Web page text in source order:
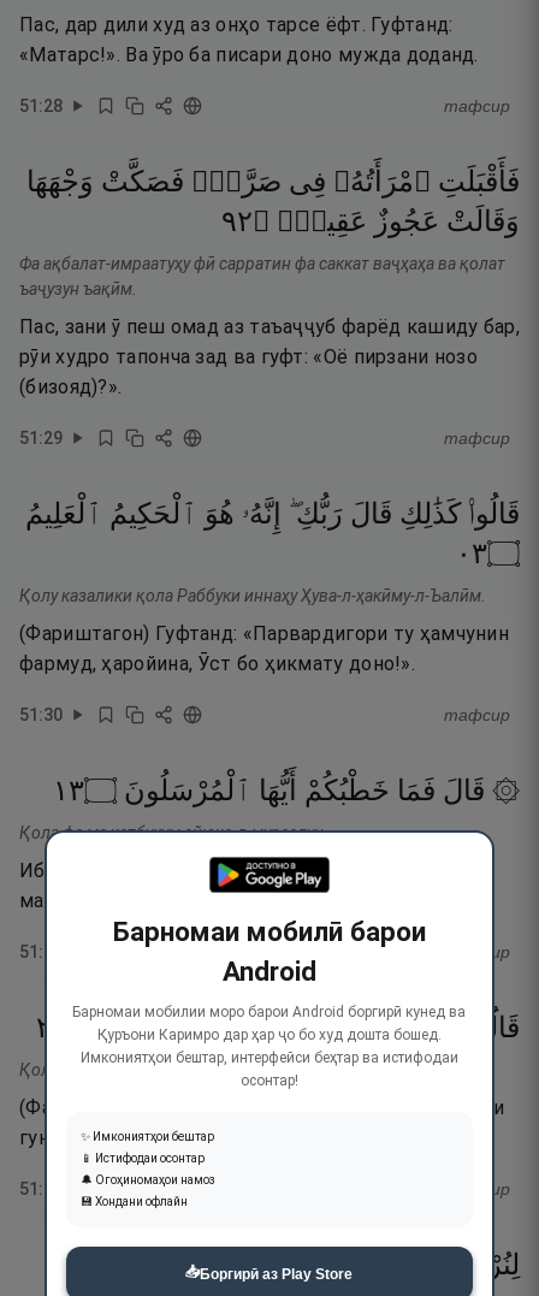
Пас, дар дили худ аз онҳо тарсе ёфт. Гуфтанд:
«Матарс!». Ва ӯро ба писари доно мужда доданд.
51:28 тафсир
فَأَقْبَلَتِ ٱمْرَأَتُهُۥ فِى صَرَّةٍۢ فَصَكَّتْ وَجْهَهَا
وَقَالَتْ عَجُوزٌ عَقِيمٌۭ ۝٢٩
Фа ақбалат-имраатуҳу фӣ сарратин фа саккат ваҷҳаҳа ва қолат
ъаҷузун ъақӣм.
Пас, зани ӯ пеш омад аз таъаҷҷуб фарёд кашиду бар,
рӯи худро тапонча зад ва гуфт: «Оё пирзани нозо
(бизояд)?».
51:29 тафсир
قَالُوا۟ كَذَٰلِكِ قَالَ رَبُّكِ ۖ إِنَّهُۥ هُوَ ٱلْحَكِيمُ ٱلْعَلِيمُ
۝٣٠
Қолу казалики қола Раббуки иннаҳу Ҳува-л-ҳакӣму-л-Ъалӣм.
(Фариштагон) Гуфтанд: «Парвардигори ту ҳамчунин
фармуд, ҳаройина, Ӯст бо ҳикмату доно!».
51:30 тафсир
۞ قَالَ فَمَا خَطْبُكُمْ أَيُّهَا ٱلْمُرْسَلُونَ ۝٣١
Қола фа ма хатбукум айюҳа-л-мурсалун.
Иброҳим гуфт: «Пас, эй фиристодашудагон,
мақсади шумо чист?».
51: тафсир
قَالُوٓا۟ إِنَّآ أُرْسِلْنَآ إِلَىٰ قَوْمٍۢ مُّجْرِمِينَ ۝ ٣٢
Қолу инна урсилна ила қавми-м муҷримӣн.
(Фариштагон) гуфтанд: «Ҳаройина, мо ба сӯи гурӯҳи
гунаҳгор (куффор) фиристода шудаем»,
51: тафсир
لِنُرْسِلَ حِجَارَةًۭ مِّن طِينٍۢ ٣٣
Барномаи мобилӣ барои
Android
Барномаи мобилии моро барои Android боргирӣ кунед ва
Қуръони Каримро дар ҳар ҷо бо худ дошта бошед.
Имкониятҳои бештар, интерфейси беҳтар ва истифодаи
осонтар!
✨ Имкониятҳои бештар
📱 Истифодаи осонтар
🔔 Огоҳиномаҳои намоз
💾 Хондани офлайн
📥Боргирӣ аз Play Store